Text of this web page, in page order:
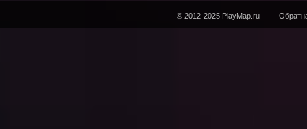
© 2012-2025 PlayMap.ru